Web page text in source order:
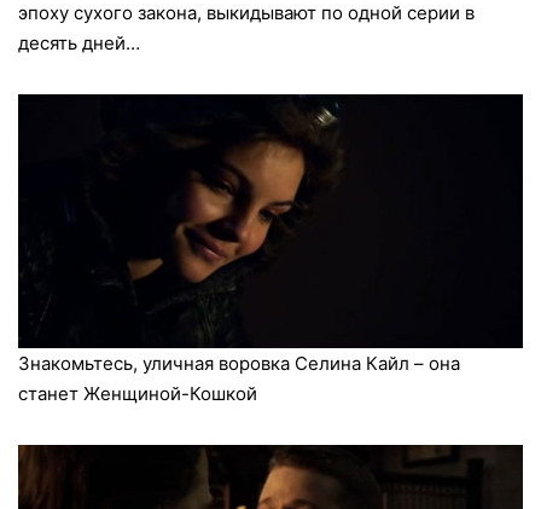
эпоху сухого закона, выкидывают по одной серии в
десять дней…
Знакомьтесь, уличная воровка Селина Кайл – она
станет Женщиной-Кошкой